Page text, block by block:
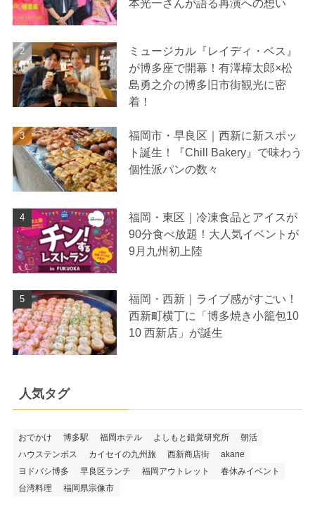
本光一さんが語る再演への想い
ミュージカル『レイディ・ベス』
が博多座で開幕！有澤樟太郎×松
島勇之介の博多旧市街観光に密
着！
福岡市・早良区｜西新に新スポッ
ト誕生！『Chill Bakery』で味わう
個性派パンの数々
福岡・東区｜冷凍食品とアイスが
90分食べ放題！大人気イベントが
9月九州初上陸
福岡・西新｜ライブ感がすごい！
西新町横丁に「博多焼き小籠包10
10 西新店」が誕生
人気タグ
おでかけ 博多駅 福岡ホテル よしもと錯覚研究所
朝活
ハウステンボス
カイセイの九州旅 西新商店街
akane
ヨドバシ博多
早良区ランチ 福岡アウトレット
春休みイベント
台湾料理
福岡県宗像市